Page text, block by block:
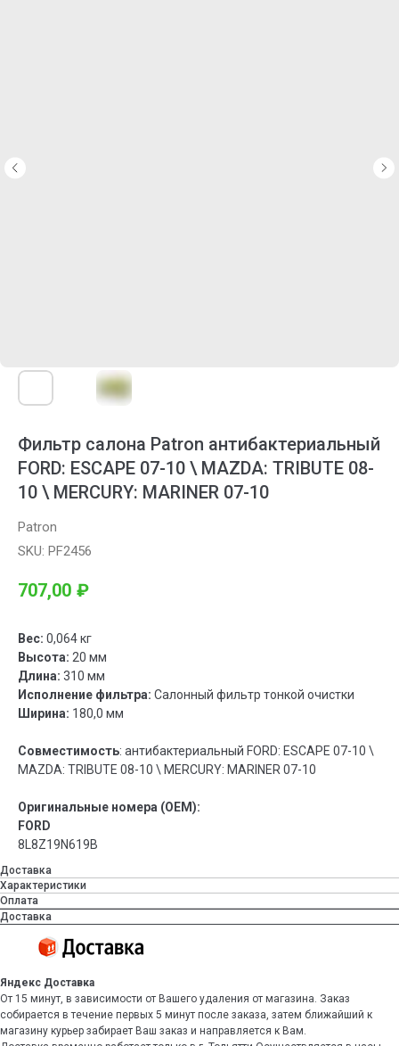
Фильтр салона Patron антибактериальный
FORD: ESCAPE 07-10 \ MAZDA: TRIBUTE 08-
10 \ MERCURY: MARINER 07-10
Patron
SKU: PF2456
707,00 ₽
Вес: 0,064 кг
Высота: 20 мм
Длина: 310 мм
Исполнение фильтра: Салонный фильтр тонкой очистки
Ширина: 180,0 мм
Совместимость: антибактериальный FORD: ESCAPE 07-10 \
MAZDA: TRIBUTE 08-10 \ MERCURY: MARINER 07-10
Оригинальные номера (OEM):
FORD
8L8Z19N619B
Доставка
Характеристики
Оплата
Доставка
Яндекс Доставка
От 15 минут, в зависимости от Вашего удаления от магазина. Заказ
собирается в течение первых 5 минут после заказа, затем ближайший к
магазину курьер забирает Ваш заказ и направляется к Вам.